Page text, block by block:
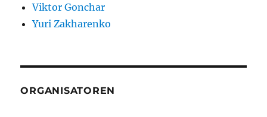
Viktor Gonchar
Yuri Zakharenko
ORGANISATOREN